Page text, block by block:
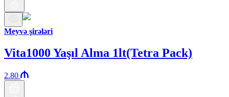
Meyvə şirələri
Vita1000 Yaşıl Alma 1lt(Tetra Pack)
2.80